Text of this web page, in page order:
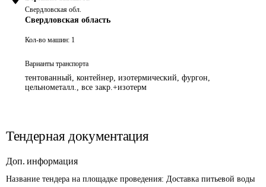
Свердловская обл.
Свердловская область
Кол-во машин: 1
Варианты транспорта
тентованный, контейнер, изотермический, фургон,
цельнометалл., все закр.+изотерм
Тендерная документация
Доп. информация
Название тендера на площадке проведения: Доставка питьевой воды